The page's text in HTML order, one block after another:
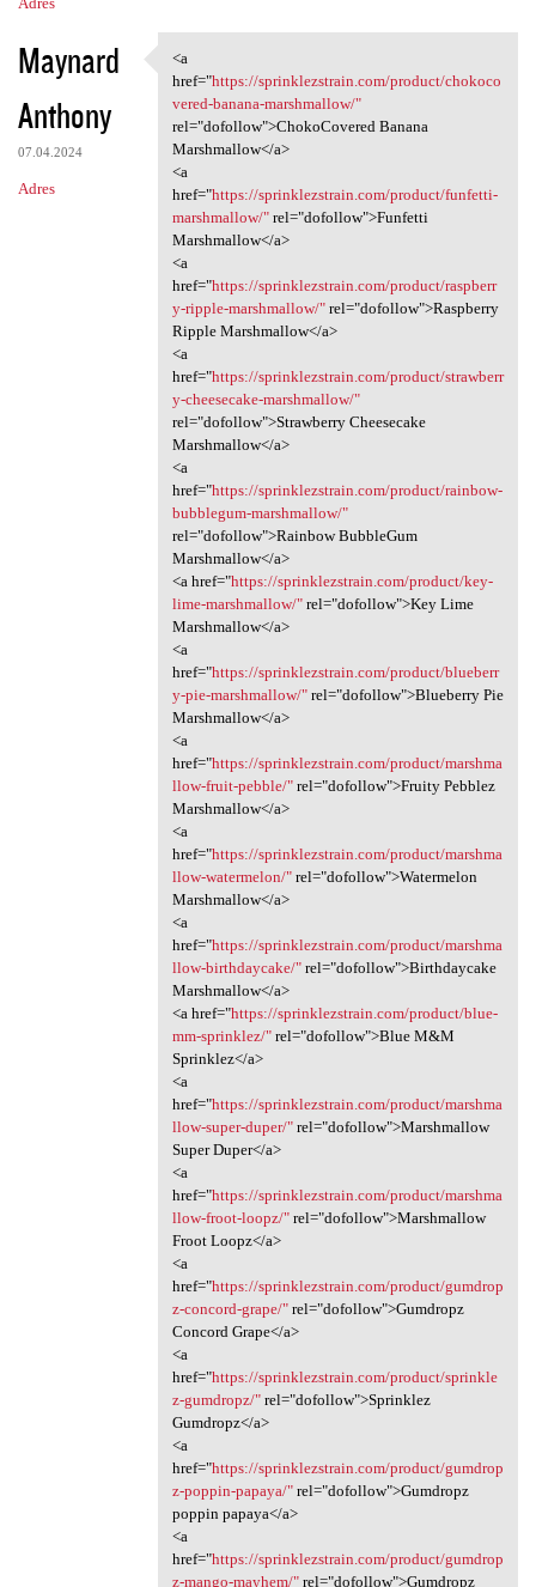
Maynard
Anthony
07.04.2024
Adres
<a href="https:/
<a
href="https://sprinklezstrain.com/product/chokoco
vered-banana-marshmallow/"
rel="dofollow">ChokoCovered Banana
Marshmallow</a>
<a
href="https://sprinklezstrain.com/product/funfetti-
marshmallow/"rel="dofollow">Funfetti
Marshmallow</a>
<a
href="https://sprinklezstrain.com/product/raspberr
y-ripple-marshmallow/"rel="dofollow">Raspberry
Ripple Marshmallow</a>
<a
href="https://sprinklezstrain.com/product/strawberr
y-cheesecake-marshmallow/"
rel="dofollow">Strawberry Cheesecake
Marshmallow</a>
<a
href="https://sprinklezstrain.com/product/rainbow-
bubblegum-marshmallow/"
rel="dofollow">Rainbow BubbleGum
Marshmallow</a>
<a href="https://sprinklezstrain.com/product/key-
lime-marshmallow/"rel="dofollow">Key Lime
Marshmallow</a>
<a
href="https://sprinklezstrain.com/product/blueberr
y-pie-marshmallow/"rel="dofollow">Blueberry Pie
Marshmallow</a>
<a
href="https://sprinklezstrain.com/product/marshma
llow-fruit-pebble/"rel="dofollow">Fruity Pebblez
Marshmallow</a>
<a
href="https://sprinklezstrain.com/product/marshma
llow-watermelon/"rel="dofollow">Watermelon
Marshmallow</a>
<a
href="https://sprinklezstrain.com/product/marshma
llow-birthdaycake/"rel="dofollow">Birthdaycake
Marshmallow</a>
<a href="https://sprinklezstrain.com/product/blue-
mm-sprinklez/"rel="dofollow">Blue M&M
Sprinklez</a>
<a
href="https://sprinklezstrain.com/product/marshma
llow-super-duper/"rel="dofollow">Marshmallow
Super Duper</a>
<a
href="https://sprinklezstrain.com/product/marshma
llow-froot-loopz/"rel="dofollow">Marshmallow
Froot Loopz</a>
<a
href="https://sprinklezstrain.com/product/gumdrop
z-concord-grape/"rel="dofollow">Gumdropz
Concord Grape</a>
<a
href="https://sprinklezstrain.com/product/sprinkle
z-gumdropz/"rel="dofollow">Sprinklez
Gumdropz</a>
<a
href="https://sprinklezstrain.com/product/gumdrop
z-poppin-papaya/"rel="dofollow">Gumdropz
poppin papaya</a>
<a
href="https://sprinklezstrain.com/product/gumdrop
z-mango-mayhem/"rel="dofollow">Gumdropz